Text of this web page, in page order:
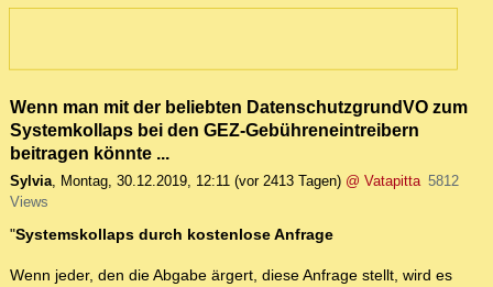
Wenn man mit der beliebten DatenschutzgrundVO zum
Systemkollaps bei den GEZ-Gebühreneintreibern
beitragen könnte ...
Sylvia Montag, 30.12.2019, 12:11 (vor 2413 Tagen) @ Vatapitta 5812
Views
"Systemskollaps durch kostenlose Anfrage
Wenn jeder, den die Abgabe ärgert, diese Anfrage stellt, wird es